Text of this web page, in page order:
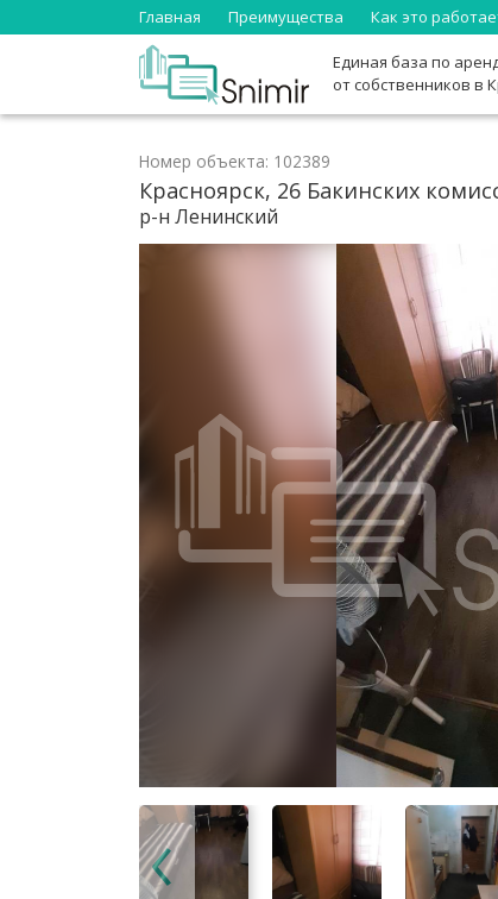
Главная Преимущества Как это
Единая база по
от собственников в
Номер объекта: 102389
Красноярск, 26 Бакинских
р-н Ленинский